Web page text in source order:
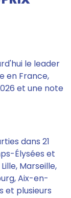
le leader
en France,
et une note
dans 21
Élysées et
Marseille,
Aix-en-
et plusieurs